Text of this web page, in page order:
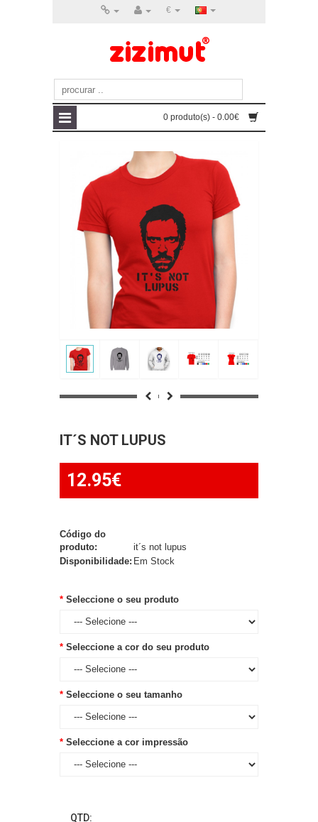
€
0 produto(s) - 0.00€
IT´S NOT LUPUS
12.95€
Código do
produto:
it´s not lupus
Disponibilidade:Em Stock
Seleccione o seu produto
Seleccione a cor do seu produto
Seleccione o seu tamanho
Seleccione a cor impressão
QTD: